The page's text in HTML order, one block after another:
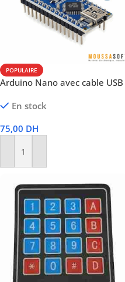
POPULAIRE
Arduino Nano avec cable USB
En stock
75,00 DH
Ajouter Au Panier